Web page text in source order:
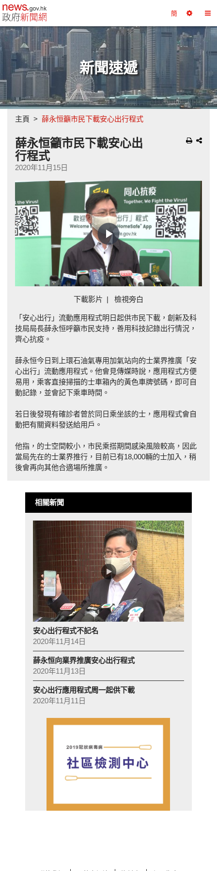
政府新聞網主頁 簡
擇
工
具
換
錄
新聞速遞
主頁 薛永恒籲市民下載安心出行程式
薛永恒籲市民下載安心出
行程式
2020年11月15日
Play
Video
下載影片 | 檢視旁白
「安心出行」流動應用程式明日起供市民下載，創新及科
技局局長薛永恒呼籲市民支持，善用科技記錄出行情況，
齊心抗疫。
薛永恒今日到上環石油氣專用加氣站向的士業界推廣「安
心出行」流動應用程式。他會見傳媒時說，應用程式方便
易用，乘客直接掃描的士車箱內的黃色車牌號碼，即可自
動記錄，並會記下乘車時間。
若日後發現有確診者曾於同日乘坐該的士，應用程式會自
動把有關資料發送給用戶。
他指，的士空間較小，市民乘搭期間感染風險較高，因此
當局先在的士業界推行，目前已有18,000輛的士加入，稍
後會再向其他合適場所推廣。
相關新聞
安心出行程式不記名
2020年11月14日
薛永恒向業界推廣安心出行程式
2020年11月13日
安心出行應用程式周一起供下載
2020年11月11日